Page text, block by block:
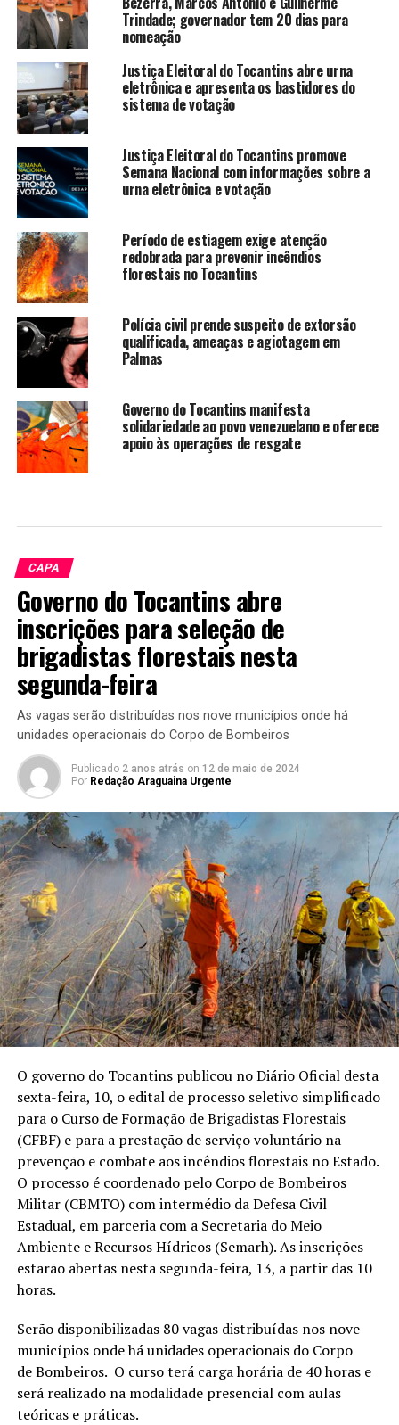
Trindade; governador tem 20 dias para
nomeação
Justiça Eleitoral do Tocantins abre urna
eletrônica e apresenta os bastidores do
sistema de votação
Justiça Eleitoral do Tocantins promove
Semana Nacional com informações sobre a
urna eletrônica e votação
Período de estiagem exige atenção
redobrada para prevenir incêndios
florestais no Tocantins
Polícia civil prende suspeito de extorsão
qualificada, ameaças e agiotagem em
Palmas
Governo do Tocantins manifesta
solidariedade ao povo venezuelano e oferece
apoio às operações de resgate
CAPA
Governo do Tocantins abre
inscrições para seleção de
brigadistas florestais nesta
segunda-feira
As vagas serão distribuídas nos nove municípios onde há
unidades operacionais do Corpo de Bombeiros
Publicado 2 anos atrás on 12 de maio de 2024
Por Redação Araguaina Urgente
O governo do Tocantins publicou no Diário Oficial desta
sexta-feira, 10, o edital de processo seletivo simplificado
para o Curso de Formação de Brigadistas Florestais
(CFBF) e para a prestação de serviço voluntário na
prevenção e combate aos incêndios florestais no Estado.
O processo é coordenado pelo Corpo de Bombeiros
Militar (CBMTO) com intermédio da Defesa Civil
Estadual, em parceria com a Secretaria do Meio
Ambiente e Recursos Hídricos (Semarh). As inscrições
estarão abertas nesta segunda-feira, 13, a partir das 10
horas.
Serão disponibilizadas 80 vagas distribuídas nos nove
municípios onde há unidades operacionais do Corpo
de Bombeiros. O curso terá carga horária de 40 horas e
será realizado na modalidade presencial com aulas
teóricas e práticas.